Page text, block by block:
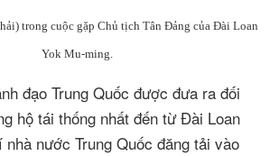
trong cuộc gặp Chủ tịch Tân Đảng của Đài Loan
Yok Mu-ming.
đạo Trung Quốc được đưa ra đối
hộ tái thống nhất đến từ Đài Loan
nước Trung Quốc đăng tải vào